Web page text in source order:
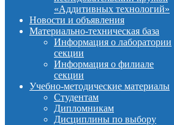
«Аддитивных технологий»
Новости и объявления
Материально-техническая база
Информация о лаборатории
секции
Информация о филиале
секции
Учебно-методические материалы
Студентам
Дипломникам
Дисциплины по выбору